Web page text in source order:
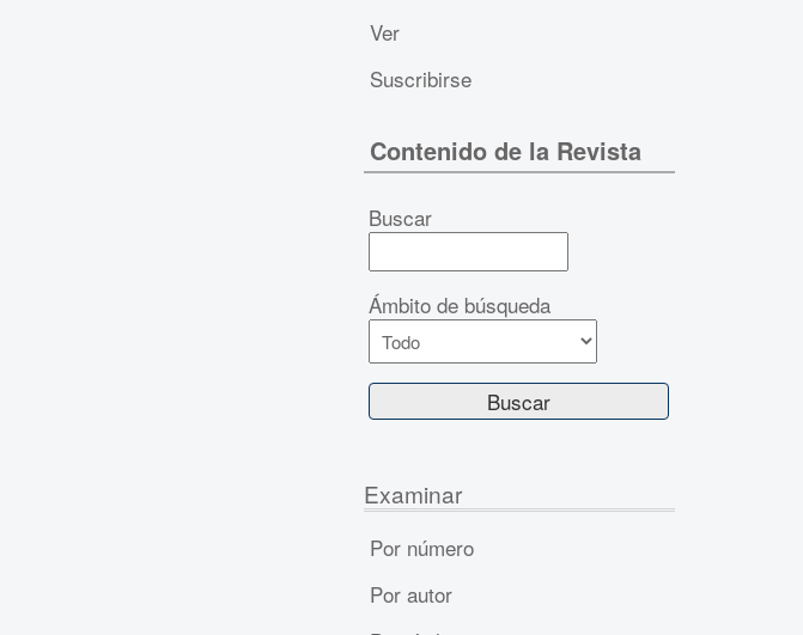
Ver
Suscribirse
Contenido de la Revista
Buscar
Ámbito de búsqueda
Examinar
Por número
Por autor